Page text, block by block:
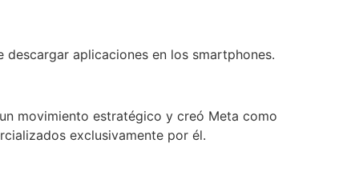
aplicaciones en los smartphones.
movimiento estratégico y creó Meta como
exclusivamente por él.